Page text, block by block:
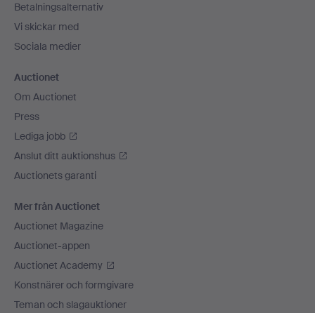
Betalningsalternativ
Vi skickar med
Sociala medier
Auctionet
Om Auctionet
Press
Lediga jobb
Anslut ditt auktionshus
Auctionets garanti
Mer från Auctionet
Auctionet Magazine
Auctionet-appen
Auctionet Academy
Konstnärer och formgivare
Teman och slagauktioner